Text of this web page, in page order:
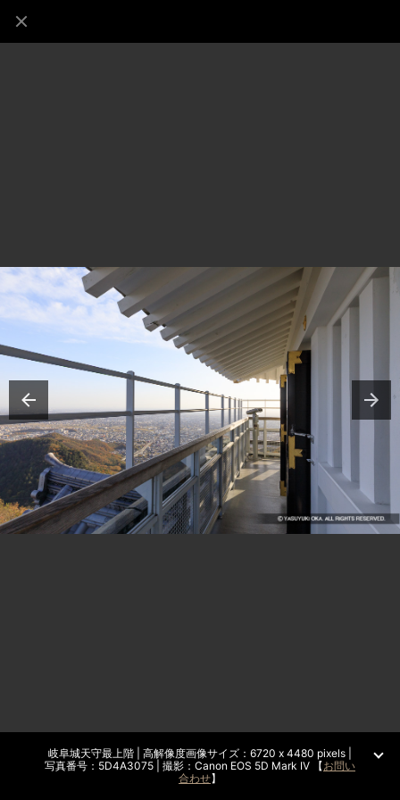
岐阜城天守最上階 | 高解像度画像サイズ：6720 x 4480 pixels |
写真番号：5D4A3075 | 撮影：Canon EOS 5D Mark IV 【お問い
合わせ】